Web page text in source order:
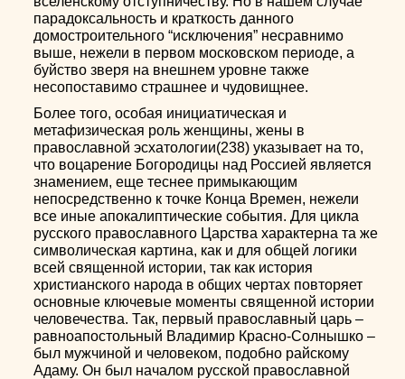
парадоксальность и краткость данного
домостроительного “исключения” несравнимо
выше, нежели в первом московском периоде, а
буйство зверя на внешнем уровне также
несопоставимо страшнее и чудовищнее.
Более того, особая инициатическая и
метафизическая роль женщины, жены в
православной эсхатологии(238) указывает на то,
что воцарение Богородицы над Россией является
знамением, еще теснее примыкающим
непосредственно к точке Конца Времен, нежели
все иные апокалиптические события. Для цикла
русского православного Царства характерна та же
символическая картина, как и для общей логики
всей священной истории, так как история
христианского народа в общих чертах повторяет
основные ключевые моменты священной истории
человечества. Так, первый православный царь –
равноапостольный Владимир Красно-Солнышко –
был мужчиной и человеком, подобно райскому
Адаму. Он был началом русской православной